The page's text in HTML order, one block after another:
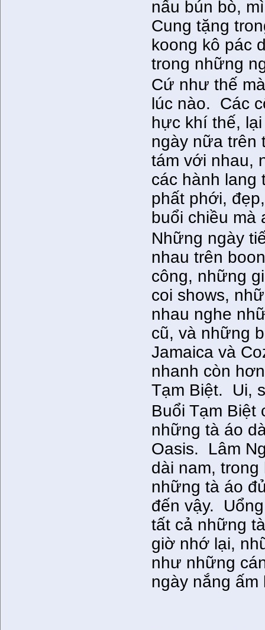
nấu bún bò,
Cung tặng
koong kô pác
trong những
Cứ như thế
lúc nào. Các
hực khí thế,
ngày nữa trên
tám với nhau,
các hành lang
phất phới,
buổi chiều
Những ngày
nhau trên
công, những
coi shows,
nhau nghe
cũ, và những
Jamaica và
nhanh còn
Tạm Biệt. Ui,
Buổi Tạm Biệt
những tà áo
Oasis. Lâm
dài nam,
những tà áo
đến vậy.
tất cả những
giờ nhớ lại,
như những
ngày nắng